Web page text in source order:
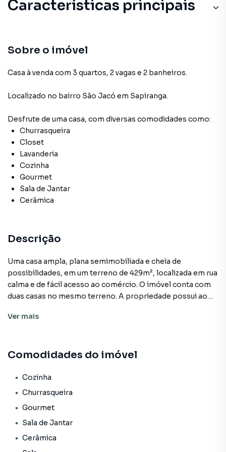
Características principais
Sobre o imóvel
Casa à venda com 3 quartos, 2 vagas e 2 banheiros.
Localizado no bairro São Jacó em Sapiranga.
Desfrute de uma casa, com diversas comodidades como:
Churrasqueira
Closet
Lavanderia
Cozinha
Gourmet
Sala de Jantar
Cerâmica
Descrição
Uma casa ampla, plana semimobiliada e cheia de
possibilidades, em um terreno de 429m², localizada em rua
calma e de fácil acesso ao comércio. O imóvel conta com
duas casas no mesmo terreno. A propriedade possui ao
estar e jantar integradas, escritório, lavanderia e um
dois carros.
Casa para Venda em região valorizada do bairro São Jacó,
mais informações sobre Casa em Sapiranga? Entre em
contato com nossa equipe pelo telefone (51) 99508-2309.
Ver mais
Comodidades do imóvel
Cozinha
Churrasqueira
Gourmet
Sala de Jantar
Cerâmica